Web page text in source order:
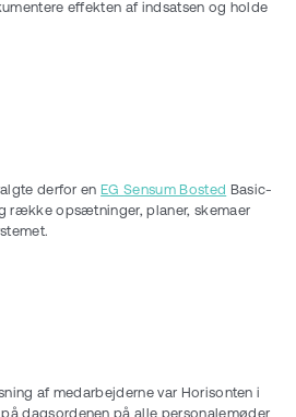
effekten af indsatsen og holde
derfor en EGSensumBosted
Basic-
række opsætninger, planer, skemaer
af medarbejderne var Horisonten i